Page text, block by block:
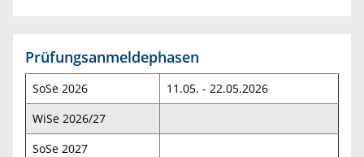
Prüfungsanmeldephasen
SoSe 2026
11.05. - 22.05.2026
WiSe 2026/27
SoSe 2027